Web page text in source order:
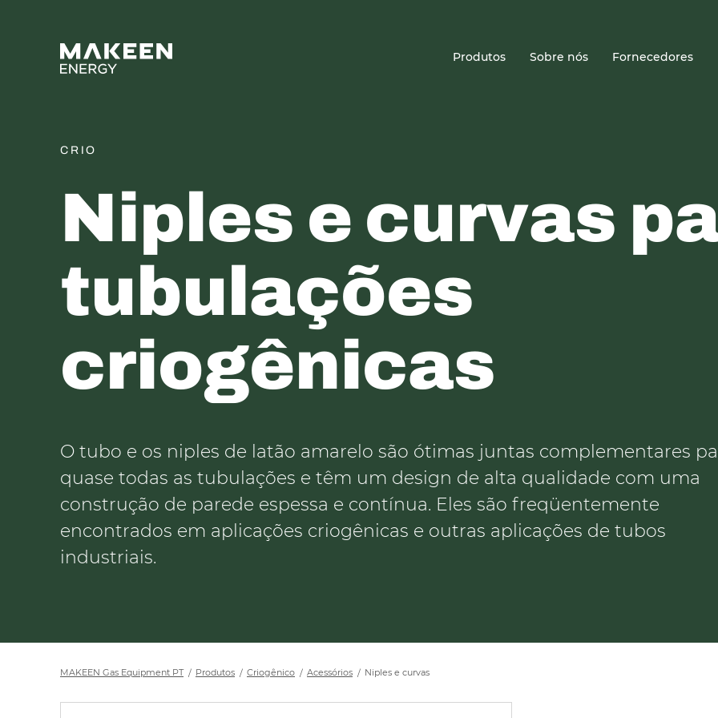
Produtos Sobre nós Fornecedores
CRIO
Niples e curvas
tubulações
criogênicas
O tubo e os niples de latão amarelo são ótimas juntas complementares
quase todas as tubulações e têm um design de alta qualidade com uma
construção de parede espessa e contínua. Eles são freqüentemente
encontrados em aplicações criogênicas e outras aplicações de tubos
industriais.
MAKEEN Gas Equipment PT Produtos Criogênico Acessórios Niples e curvas